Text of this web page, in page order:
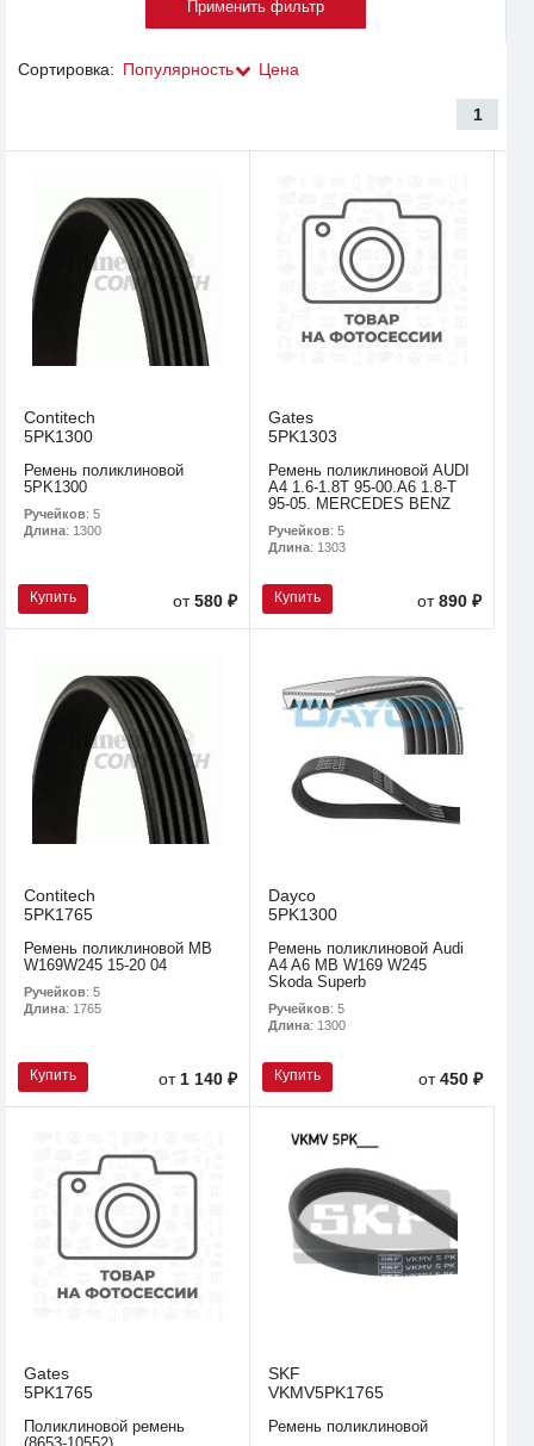
Сортировка: Популярность Цена
1
Contitech
5PK1300
Ремень поликлиновой
5PK1300
Ручейков: 5
Длина: 1300
Купить от580 ₽
Gates
5PK1303
Ремень поликлиновой AUDI
A4 1.6-1.8T 95-00.A6 1.8-T
95-05. MERCEDES BENZ
Ручейков: 5
Длина: 1303
Купить от890 ₽
Contitech
5PK1765
Ремень поликлиновой MB
W169W245 15-20 04
Ручейков: 5
Длина: 1765
Купить от 1 140 ₽
Dayco
5PK1300
Ремень поликлиновой Audi
A4 A6 MB W169 W245
Skoda Superb
Ручейков: 5
Длина: 1300
Купить от450 ₽
Gates
5PK1765
Поликлиновой ремень
SKF
VKMV5PK1765
Ремень поликлиновой